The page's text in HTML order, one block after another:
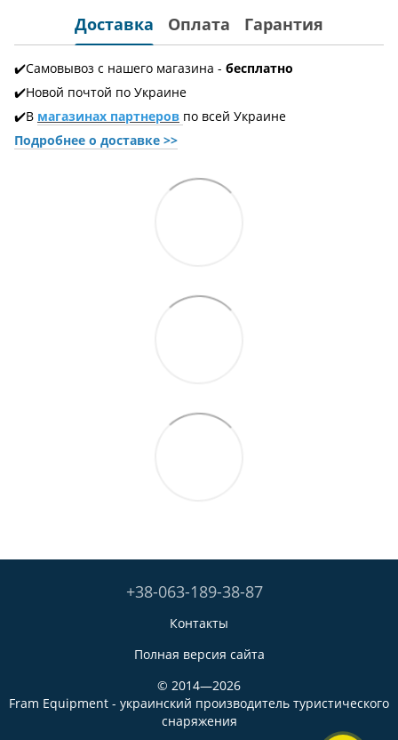
Доставка Оплата Гарантия
✔️Самовывоз с нашего магазина - бесплатно
✔️Новой почтой по Украине
✔️В магазинах партнеров по всей Украине
Подробнее о доставке >>
+38-063-189-38-87
Контакты
Полная версия сайта
© 2014—2026
Fram Equipment - украинский производитель туристического
снаряжения